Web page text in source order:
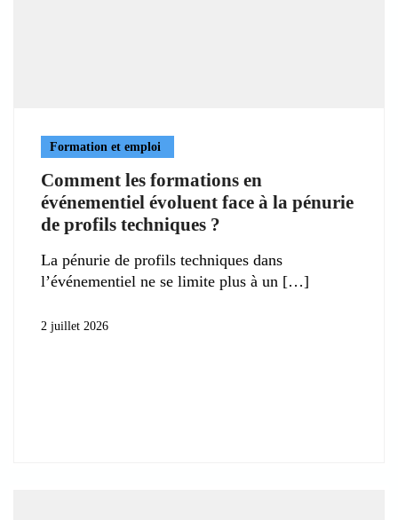
Formation et emploi
Comment les formations en
événementiel évoluent face à la pénurie
de profils techniques ?
La pénurie de profils techniques dans
l’événementiel ne se limite plus à un
2 juillet 2026